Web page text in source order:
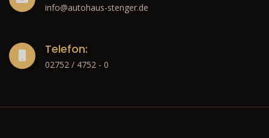
info@autohaus-stenger.de
Telefon:
02752 / 4752 - 0